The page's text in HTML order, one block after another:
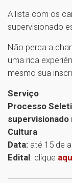
A lista com os
supervisionado
Não perca a
uma rica
mesmo sua
Serviço
Processo
supervisionado
Cultura
Data: até 15 de
Edital: clique